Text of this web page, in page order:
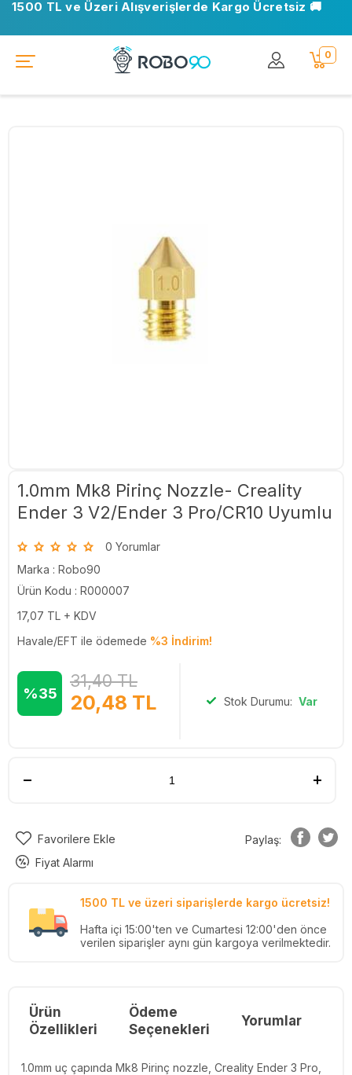
1500 TL ve Üzeri Alışverişlerde Kargo Ücretsiz 🚚
0
1.0mm Mk8 Pirinç Nozzle- Creality
Ender 3 V2/Ender 3 Pro/CR10 Uyumlu
0 Yorumlar
Marka : Robo90
Ürün Kodu : R000007
17,07 TL + KDV
Havale/EFT ile ödemede %3 İndirim!
%35 20,48 TL
31,40TL
Stok Durumu: Var
Favorilere Ekle
Fiyat Alarmı
Paylaş:
1500 TL ve üzeri siparişlerde kargo ücretsiz!
Hafta içi 15:00'ten ve Cumartesi 12:00'den önce
verilen siparişler aynı gün kargoya verilmektedir.
Ürün
Özellikleri
Ödeme
Seçenekleri
Yorumlar
1.0mm uç çapında Mk8 Pirinç nozzle, Creality Ender 3 Pro,